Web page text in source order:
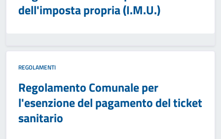
dell'imposta propria (I.M.U.)
REGOLAMENTI
Regolamento Comunale per
l'esenzione del pagamento del ticket
sanitario